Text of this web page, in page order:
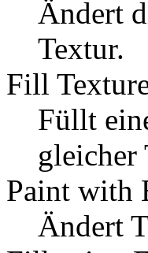
Ändert
Textur.
Fill
Füllt
gleicher
Paint with
Ändert